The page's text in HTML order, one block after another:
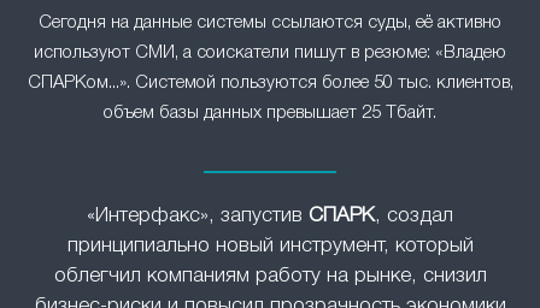
Сегодня на данные системы ссылаются суды, её активно
используют СМИ, а соискатели пишут в резюме: «Владею
СПАРКом...». Системой пользуются более 50 тыс. клиентов,
объем базы данных превышает 25 Тбайт.
«Интерфакс», запустив СПАРК, создал
принципиально новый инструмент, который
облегчил компаниям работу на рынке, снизил